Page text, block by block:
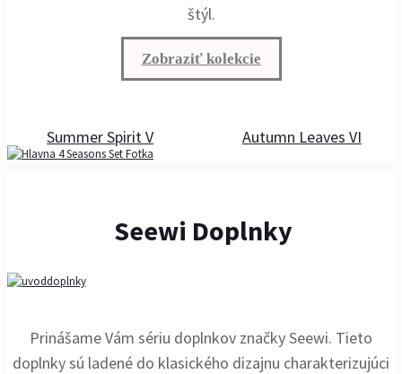
štýl.
Zobraziť kolekcie
Summer Spirit V Autumn Leaves VI
Seewi Doplnky
Prinášame Vám sériu doplnkov značky Seewi. Tieto
doplnky sú ladené do klasického dizajnu charakterizujúci